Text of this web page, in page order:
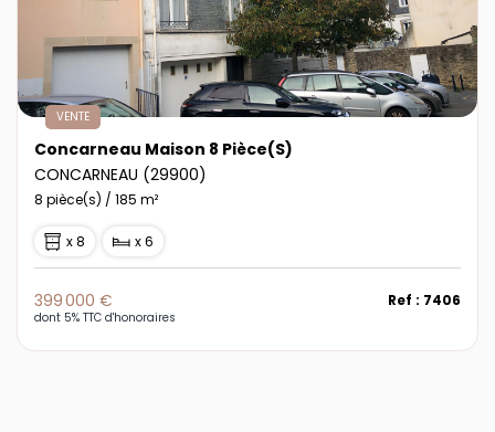
VENTE
Concarneau Maison 8 Pièce(s)
CONCARNEAU (29900)
8 pièce(s) / 185 m²
x 8 x 6
399 000 €
dont 5% TTC d'honoraires
Ref : 7406